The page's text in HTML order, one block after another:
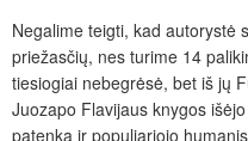
Negalime teigti, kad autorystė
priežasčių, nes turime 14
tiesiogiai nebegrėsė, bet iš jų
Juozapo Flavijaus knygos
patenka ir populiariojo